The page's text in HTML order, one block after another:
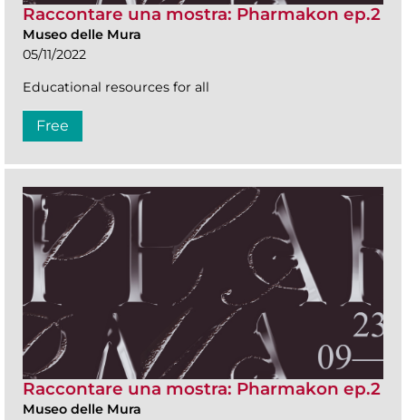
Raccontare una mostra: Pharmakon ep.2
Museo delle Mura
05/11/2022
Educational resources for all
Free
Raccontare una mostra: Pharmakon ep.2
Museo delle Mura